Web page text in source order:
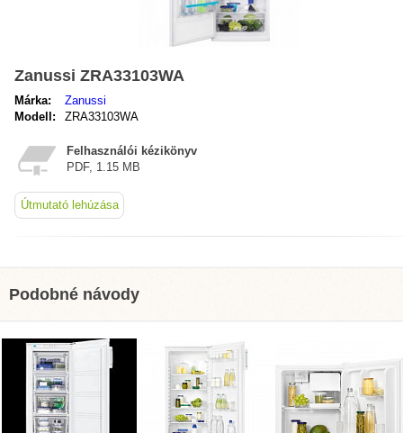
Zanussi ZRA33103WA
Márka:
Zanussi
Modell:
ZRA33103WA
Felhasználói kézikönyv
PDF, 1.15 MB
Útmutató lehúzása
Podobné návody